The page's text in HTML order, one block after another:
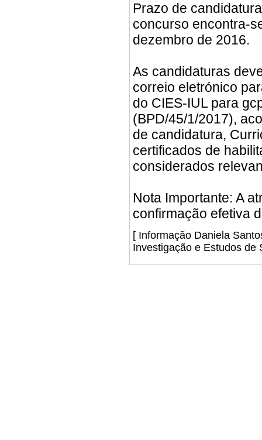
Prazo de
concurso encontra-
dezembro de 2016.
As candidaturas
correio eletrónico
do CIES-IUL para
(BPD/45/1/2017),
de candidatura,
certificados de
considerados
Nota Importante: A
confirmação efetiva
[ Informação Daniela
Investigação e Estudos de